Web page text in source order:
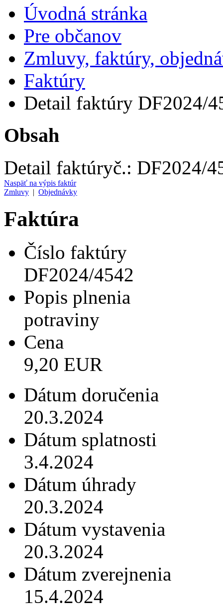
Úvodná stránka
Pre občanov
Zmluvy, faktúry,
Faktúry
Detail faktúry DF2024/
Obsah
Detail faktúryč.: DF2024/
Naspäť na výpis faktúr
Zmluvy | Objednávky
Faktúra
Číslo faktúry
DF2024/4542
Popis plnenia
potraviny
Cena
9,20 EUR
Dátum doručenia
20.3.2024
Dátum splatnosti
3.4.2024
Dátum úhrady
20.3.2024
Dátum vystavenia
20.3.2024
Dátum zverejnenia
15.4.2024